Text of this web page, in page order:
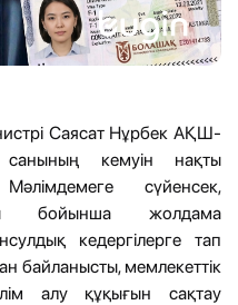
Саясат Нұрбек АҚШ-
санының кемуін нақты
сүйенсек,
бойынша жолдама
кедергілерге тап
байланысты, мемлекеттік
алу құқығын сақтау